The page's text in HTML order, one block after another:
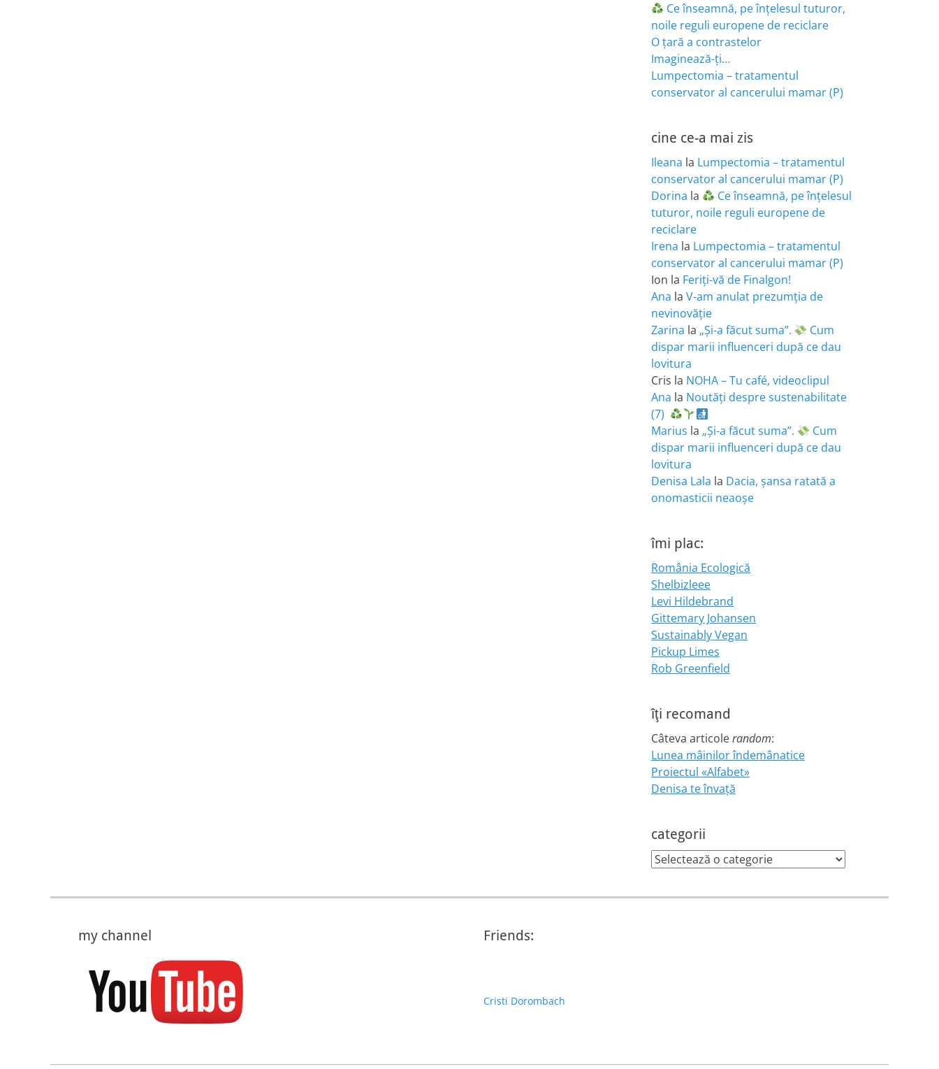
Ce înseamnă, pe înțelesul tuturor,
noile reguli europene de reciclare
O țară a contrastelor
Imaginează-ți…
Lumpectomia – tratamentul
conservator al cancerului mamar (P)
cine ce-a mai zis
Ileana la Lumpectomia – tratamentul
conservator al cancerului mamar (P)
Dorina la
Ce înseamnă, pe înțelesul
tuturor, noile reguli europene de
reciclare
Irena la Lumpectomia – tratamentul
conservator al cancerului mamar (P)
Ion la Feriţi-vă de Finalgon!
Ana la V-am anulat prezumția de
nevinovăție
Zarina la „Și-a făcut suma”.
Cum
dispar marii influenceri după ce dau
lovitura
Cris la NOHA – Tu café, videoclipul
Ana la Noutăți despre sustenabilitate
(7)
Marius la „Și-a făcut suma”.
Cum
dispar marii influenceri după ce dau
lovitura
Denisa Lala la Dacia, șansa ratată a
onomasticii neaoșe
îmi plac:
România Ecologică
Shelbizleee
Levi Hildebrand
Gittemary Johansen
Sustainably Vegan
Pickup Limes
Rob Greenfield
îţi recomand
Câteva articolerandom:
Lunea mâinilor îndemânatice
Proiectul «Alfabet»
Denisa te învaţă
categorii
categorii
my channel Friends:
Cristi Dorombach